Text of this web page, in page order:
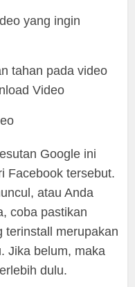
yang ingin
tahan pada video
Video
Google ini
Facebook tersebut.
atau Anda
coba pastikan
terinstall merupakan
Jika belum, maka
dulu.